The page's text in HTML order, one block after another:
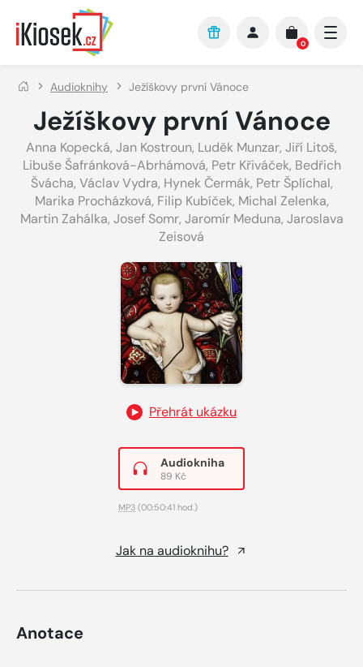
Přejít na hlavní obsah
0
Audioknihy Ježíškovy první Vánoce
Ježíškovy první Vánoce
Anna Kopecká, Jan Kostroun, Luděk Munzar, Jiří Litoš,
Libuše Šafránková-Abrhámová, Petr Křiváček, Bedřich
Švácha, Václav Vydra, Hynek Čermák, Petr Šplíchal,
Marika Procházková, Filip Kubíček, Michal Zelenka,
Martin Zahálka, Josef Somr, Jaromír Meduna, Jaroslava
Zeisová
Přehrát ukázku
Audiokniha
89 Kč
MP3 (00:50:41 hod.)
Jak na audioknihu?
Anotace